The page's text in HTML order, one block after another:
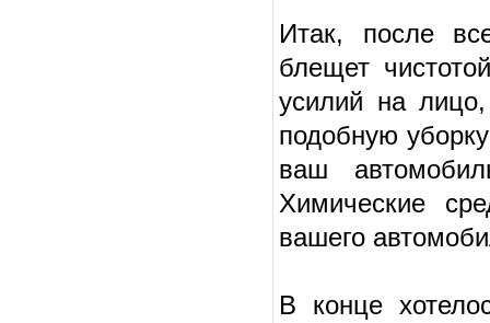
Итак, после
блещет
усилий на
подобную
ваш
Химические
вашего
В конце